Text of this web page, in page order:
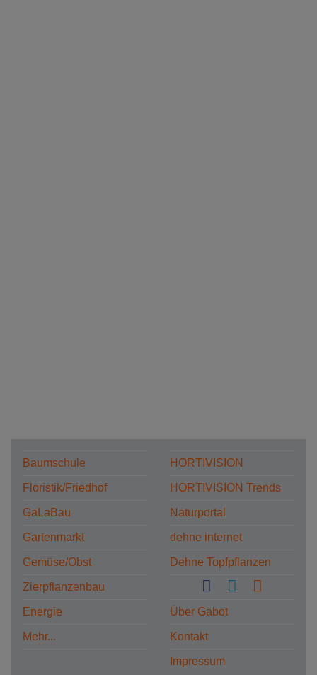
Baumschule
Floristik/Friedhof
GaLaBau
Gartenmarkt
Gemüse/Obst
Zierpflanzenbau
Energie
Mehr...
HORTIVISION
HORTIVISION Trends
Naturportal
dehne internet
Dehne Topfpflanzen
Über Gabot
Kontakt
Impressum